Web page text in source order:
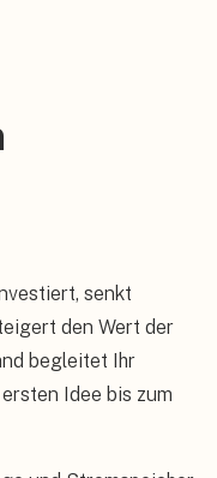
senkt
den Wert der
begleitet Ihr
Idee bis zum